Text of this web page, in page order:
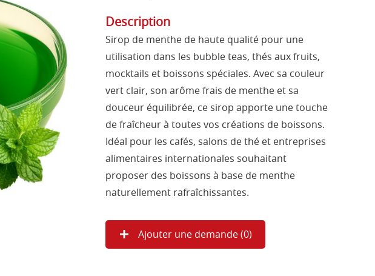
Description
Sirop de menthe de haute qualité pour une
utilisation dans les bubble teas, thés aux fruits,
mocktails et boissons spéciales. Avec sa couleur
vert clair, son arôme frais de menthe et sa
douceur équilibrée, ce sirop apporte une touche
de fraîcheur à toutes vos créations de boissons.
Idéal pour les cafés, salons de thé et entreprises
alimentaires internationales souhaitant
proposer des boissons à base de menthe
naturellement rafraîchissantes.
Ajouter une demande (0)